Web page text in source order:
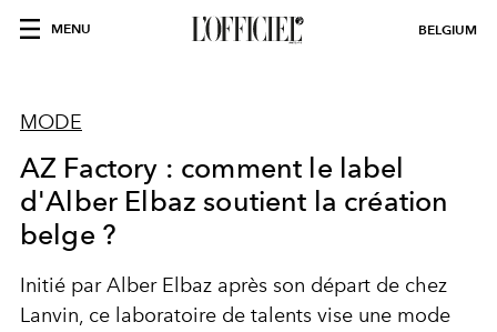
MENU BELGIUM
MODE
AZ Factory : comment le label
d'Alber Elbaz soutient la création
belge ?
Initié par Alber Elbaz après son départ de chez
Lanvin, ce laboratoire de talents vise une mode